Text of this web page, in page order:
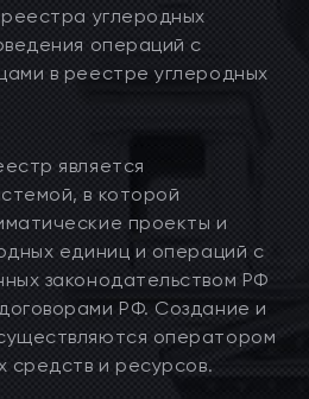
углеродных
операций с
в реестре углеродных
является
в которой
проекты и
единиц и операций с
законодательством РФ
РФ. Создание и
оператором
средств и ресурсов.